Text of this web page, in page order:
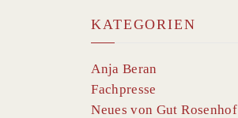
KATEGORIEN
Anja Beran
Fachpresse
Neues von Gut Rosenhof